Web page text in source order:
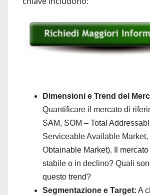
Dimensioni e Trend del
Quantificare il mercato di
SAM, SOM – Total
Serviceable Available
Obtainable Market). Il
stabile o in declino? Quali
questo trend?
Segmentazione e Target: A